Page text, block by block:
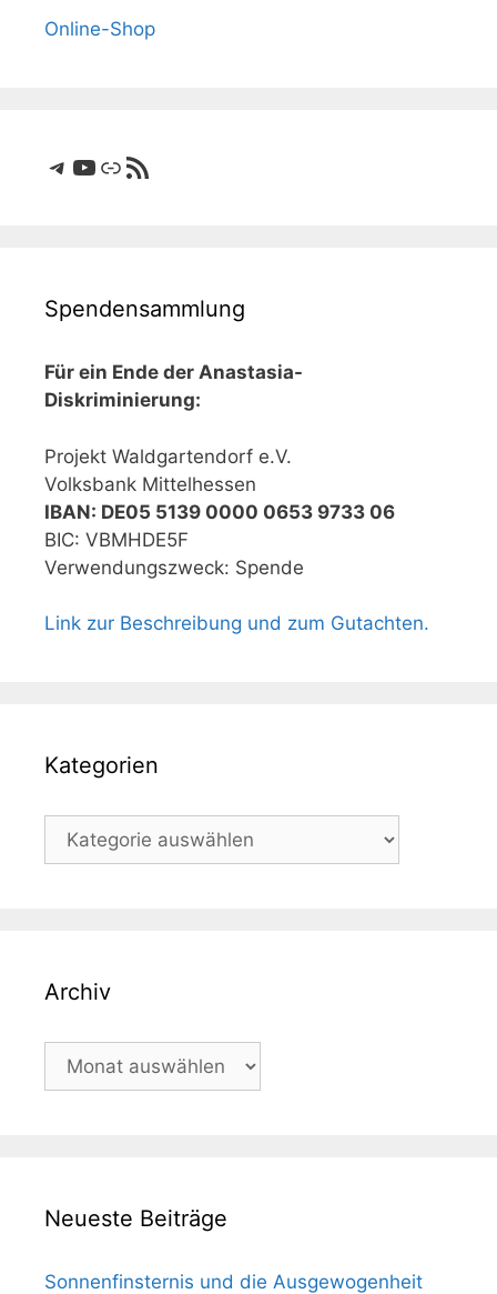
Online-Shop
Telegram
YouTube
LinkRSS-Feed
Spendensammlung
Für ein Ende der Anastasia-
Diskriminierung:
Projekt Waldgartendorf e.V.
Volksbank Mittelhessen
IBAN: DE05 5139 0000 0653 9733 06
BIC: VBMHDE5F
Verwendungszweck: Spende
Link zur Beschreibung und zum Gutachten.
Kategorien
Kategorien
Archiv
Archiv
Neueste Beiträge
Sonnenfinsternis und die Ausgewogenheit